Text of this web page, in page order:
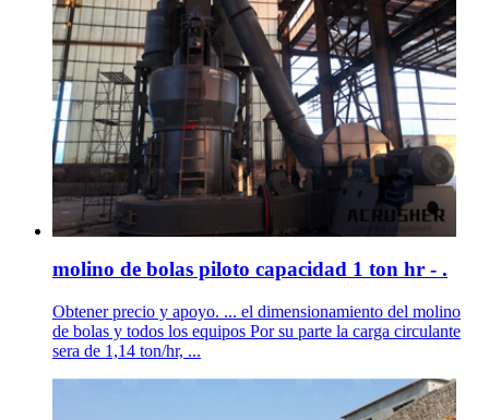
molino de bolas piloto capacidad 1 ton hr - .
Obtener precio y apoyo. ... el dimensionamiento del molino
de bolas y todos los equipos Por su parte la carga circulante
sera de 1,14 ton/hr, ...